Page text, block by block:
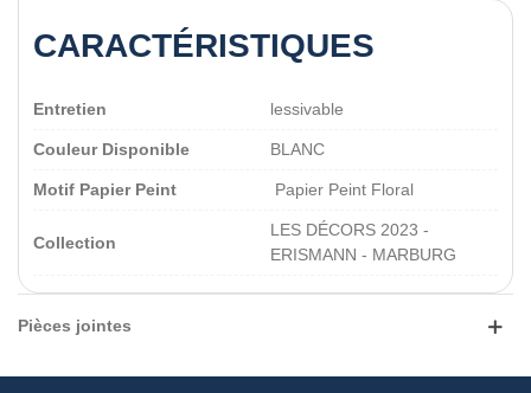
CARACTÉRISTIQUES
Entretien lessivable
Couleur Disponible BLANC
Motif Papier Peint Papier Peint Floral
Collection
LES DÉCORS 2023 -
ERISMANN - MARBURG
Pièces jointes